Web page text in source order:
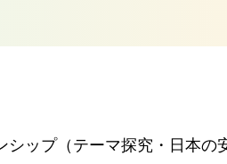
シップ（テーマ探究・日本の